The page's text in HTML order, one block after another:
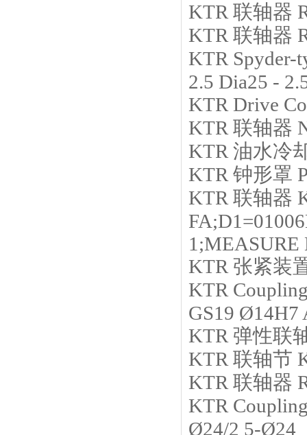
KTR 联轴器
KTR 联轴器
KTR Spyder-
2.5 Dia25 -
KTR Drive
KTR 联轴器
KTR 油水冷
KTR 钟形罩
KTR 联轴器
1;MEASURE
KTR 张紧装
KTR
GS19 Ø14H7
KTR 弹性联
KTR 联轴节
KTR 联轴器
KTR
Ø24/2 5-Ø24